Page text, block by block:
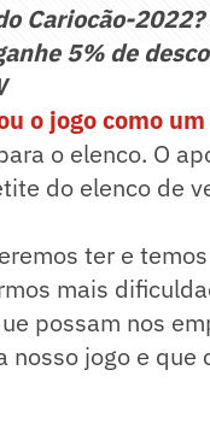
Cariocão-2022?
5% de
o jogo como
o elenco. O
do elenco de
ter e
mais
possam nos
nosso jogo e